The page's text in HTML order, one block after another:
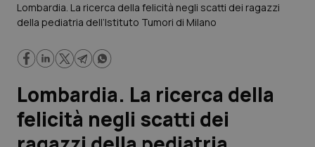
Governo e Parlamento
Regioni e Asl
Lavoro e Professioni
Scienza e Farmaci
Lombardia. La ricerca della felicità negli scatti dei ragazzi
della pediatria dell’Istituto Tumori di Milano
Lombardia. La ricerca della
felicità negli scatti dei